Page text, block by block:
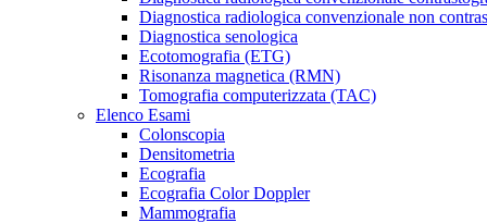
Diagnostica radiologica convenzionale non
Diagnostica senologica
Ecotomografia (ETG)
Risonanza magnetica (RMN)
Tomografia computerizzata (TAC)
Elenco Esami
Colonscopia
Densitometria
Ecografia
Ecografia Color Doppler
Mammografia